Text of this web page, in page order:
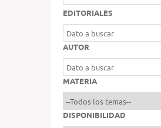
EDITORIALES
AUTOR
MATERIA
DISPONIBILIDAD